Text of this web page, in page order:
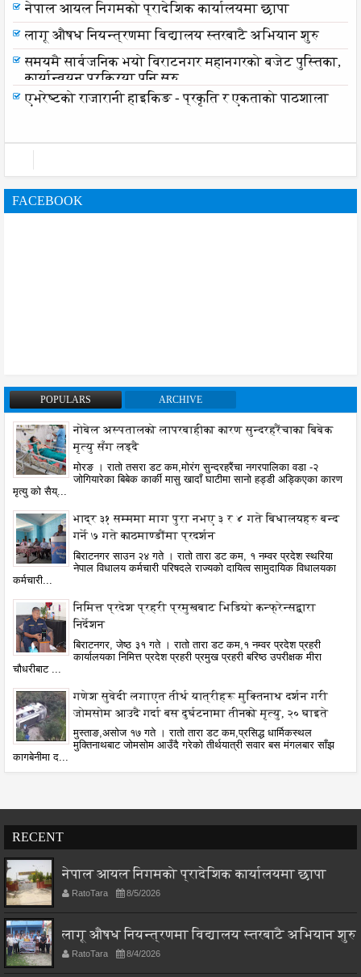
नेपाल आयल निगमको प्रादेशिक कार्यालयमा छापा
लागू औषध नियन्त्रणमा विद्यालय स्तरबाटै अभियान शुरु
समयमै सार्वजनिक भयो विराटनगर महानगरको बजेट पुस्तिका,
कार्यान्वयन प्रक्रिया पनि सुरु
एभरेष्टको राजारानी हाइकिङ - प्रकृति र एकताको पाठशाला
FACEBOOK
POPULARS ARCHIVE
नोबेल अस्पतालको लापरबाहीका कारण सुन्दरहरैंचाका बिबेक
मृत्यु सँग लड्दै
मोरङ । रातो तसरा डट कम,मोरंग सुन्दरहरैंचा नगरपालिका वडा -२
जोगियारेका बिबेक कार्की मासु खादाँ घाटीमा सानो हड्डी अड्किएका कारण
मृत्यु को सैय्...
भाद्र ३१ सम्ममा माग पुरा नभए ३ र ४ गते बिधालयहरु बन्द
गर्ने ७ गते काठमाण्डौंमा प्रदर्शन
बिराटनगर साउन २४ गते । रातो तारा डट कम, १ नम्वर प्रदेश स्थरिया
नेपाल विधालय कर्मचारी परिषदले राज्यको दायित्व सामुदायिक विधालयका
कर्मचारी...
निमित्त प्रदेश प्रहरी प्रमुखबाट भिडियो कन्फ्रेन्सद्वारा
निर्देशन
बिराटनगर, जेष्ठ ३१ गते । रातो तारा डट कम,१ नम्वर प्रदेश प्रहरी
कार्यालयका निमित्त प्रदेश प्रहरी प्रमुख प्रहरी बरिष्ठ उपरीक्षक मीरा
चौधरीबाट ...
गणेश सुवेदी लगाएत तीर्थ यात्रीहरू मुक्तिनाथ दर्शन गरी
जोमसोम आउदै गर्दा बस दुर्घटनामा तीनको मृत्यु, २० घाइते
मुस्ताङ,असोज १७ गते । रातो तारा डट कम,प्रसिद्ध धार्मिकस्थल
मुक्तिनाथबाट जोमसोम आउँदै गरेको तीर्थयात्री सवार बस मंगलबार साँझ
कागबेनीमा द...
RECENT
नेपाल आयल निगमको प्रादेशिक कार्यालयमा छापा
RatoTara 8/5/2026
लागू औषध नियन्त्रणमा विद्यालय स्तरबाटै अभियान शुरु
RatoTara 8/4/2026